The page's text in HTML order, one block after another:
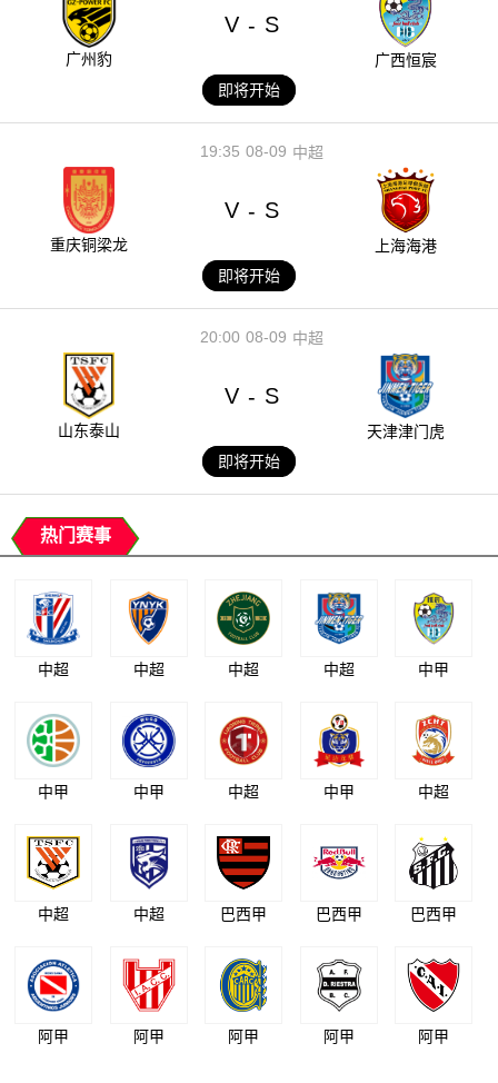
广州豹
V - S
广西恒宸
即将开始
08-09
19:35 中超
重庆铜梁龙
V - S
上海海港
即将开始
08-09
20:00 中超
山东泰山
V - S
天津津门虎
即将开始
热门赛事
中超 中超 中超 中超 中甲
中甲 中甲 中超 中甲 中超
中超 中超 巴西甲 巴西甲 巴西甲
阿甲 阿甲 阿甲 阿甲 阿甲